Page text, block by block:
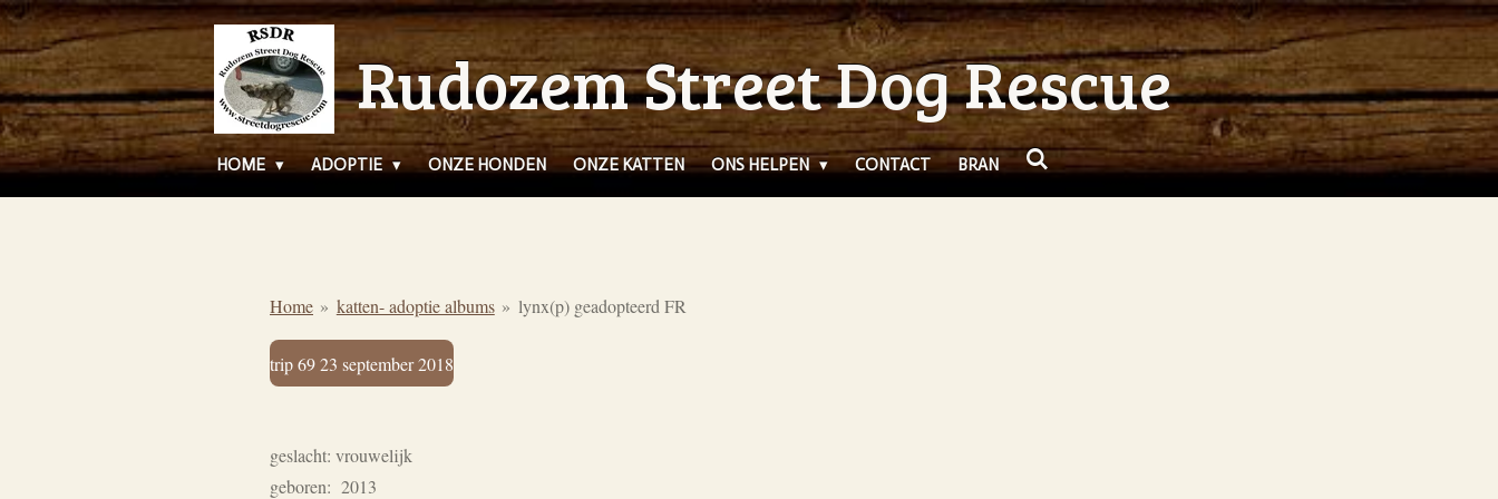
Ga
direct
naar
de
hoofdinhoud
Rudozem Street Dog Rescue
HOME ADOPTIE ONZE HONDEN ONZE KATTEN ONS HELPEN CONTACT BRAN
Home » katten- adoptie albums » lynx(p) geadopteerd FR
trip 69 23 september 2018
geslacht: vrouwelijk
geboren: 2013